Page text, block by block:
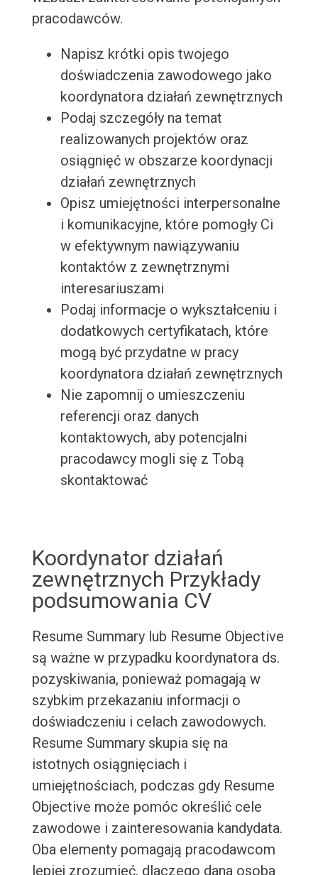
pracodawców.
Napisz krótki opis twojego
doświadczenia zawodowego jako
koordynatora działań zewnętrznych
Podaj szczegóły na temat
realizowanych projektów oraz
osiągnięć w obszarze koordynacji
działań zewnętrznych
Opisz umiejętności interpersonalne
i komunikacyjne, które pomogły Ci
w efektywnym nawiązywaniu
kontaktów z zewnętrznymi
interesariuszami
Podaj informacje o wykształceniu i
dodatkowych certyfikatach, które
mogą być przydatne w pracy
koordynatora działań zewnętrznych
Nie zapomnij o umieszczeniu
referencji oraz danych
kontaktowych, aby potencjalni
pracodawcy mogli się z Tobą
skontaktować
Koordynator działań
zewnętrznych Przykłady
podsumowania CV
Resume Summary lub Resume Objective
są ważne w przypadku koordynatora ds.
pozyskiwania, ponieważ pomagają w
szybkim przekazaniu informacji o
doświadczeniu i celach zawodowych.
Resume Summary skupia się na
istotnych osiągnięciach i
umiejętnościach, podczas gdy Resume
Objective może pomóc określić cele
zawodowe i zainteresowania kandydata.
Oba elementy pomagają pracodawcom
lepiej zrozumieć, dlaczego dana osoba